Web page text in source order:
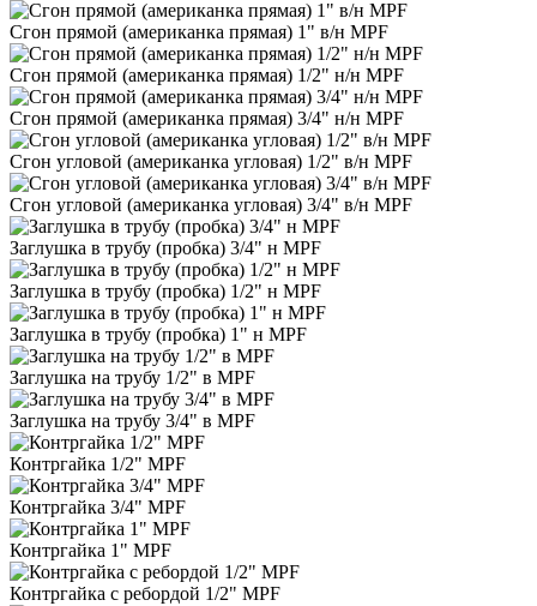
Сгон прямой (американка прямая) 1" в/н MPF
Сгон прямой (американка прямая) 1/2" н/н MPF
Сгон прямой (американка прямая) 3/4" н/н MPF
Сгон угловой (американка угловая) 1/2" в/н MPF
Сгон угловой (американка угловая) 3/4" в/н MPF
Заглушка в трубу (пробка) 3/4" н MPF
Заглушка в трубу (пробка) 1/2" н MPF
Заглушка в трубу (пробка) 1" н MPF
Заглушка на трубу 1/2" в MPF
Заглушка на трубу 3/4" в MPF
Контргайка 1/2" MPF
Контргайка 3/4" MPF
Контргайка 1" MPF
Контргайка с ребордой 1/2" MPF